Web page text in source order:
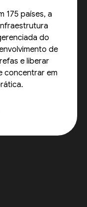
175 países, a
do
de
e liberar
concentrar em